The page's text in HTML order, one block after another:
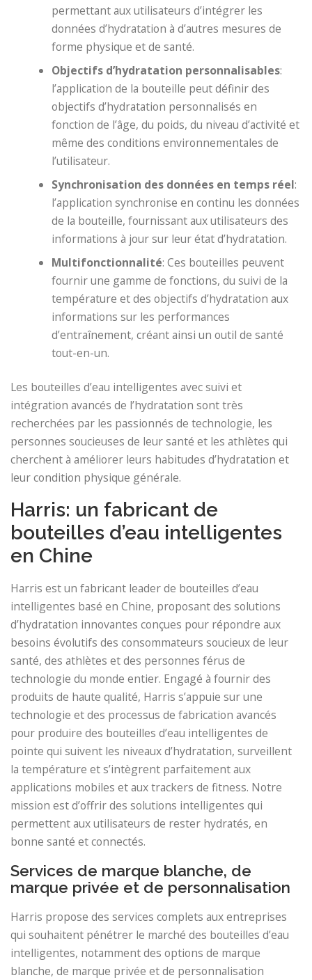
permettant aux utilisateurs d’intégrer les
données d’hydratation à d’autres mesures de
forme physique et de santé.
Objectifs d’hydratation personnalisables:
l’application de la bouteille peut définir des
objectifs d’hydratation personnalisés en
fonction de l’âge, du poids, du niveau d’activité et
même des conditions environnementales de
l’utilisateur.
Synchronisation des données en temps réel:
l’application synchronise en continu les données
de la bouteille, fournissant aux utilisateurs des
informations à jour sur leur état d’hydratation.
Multifonctionnalité: Ces bouteilles peuvent
fournir une gamme de fonctions, du suivi de la
température et des objectifs d’hydratation aux
informations sur les performances
d’entraînement, créant ainsi un outil de santé
tout-en-un.
Les bouteilles d’eau intelligentes avec suivi et
intégration avancés de l’hydratation sont très
recherchées par les passionnés de technologie, les
personnes soucieuses de leur santé et les athlètes qui
cherchent à améliorer leurs habitudes d’hydratation et
leur condition physique générale.
Harris: un fabricant de
bouteilles d’eau intelligentes
en Chine
Harris est un fabricant leader de bouteilles d’eau
intelligentes basé en Chine, proposant des solutions
d’hydratation innovantes conçues pour répondre aux
besoins évolutifs des consommateurs soucieux de leur
santé, des athlètes et des personnes férus de
technologie du monde entier. Engagé à fournir des
produits de haute qualité, Harris s’appuie sur une
technologie et des processus de fabrication avancés
pour produire des bouteilles d’eau intelligentes de
pointe qui suivent les niveaux d’hydratation, surveillent
la température et s’intègrent parfaitement aux
applications mobiles et aux trackers de fitness. Notre
mission est d’offrir des solutions intelligentes qui
permettent aux utilisateurs de rester hydratés, en
bonne santé et connectés.
Services de marque blanche, de
marque privée et de personnalisation
Harris propose des services complets aux entreprises
qui souhaitent pénétrer le marché des bouteilles d’eau
intelligentes, notamment des options de marque
blanche, de marque privée et de personnalisation